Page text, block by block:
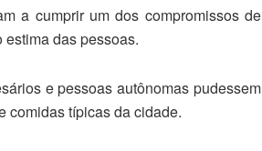
a cumprir um dos compromissos de
das pessoas.
e pessoas autônomas pudessem
comidas típicas da cidade.